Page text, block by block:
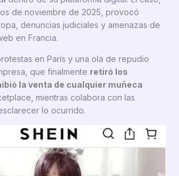
de noviembre de 2025, provocó
denuncias judiciales y amenazas de
en Francia.
en París y una ola de repudio
que finalmente retiró los
la venta de cualquier muñeca
mientras colabora con las
lo ocurrido.